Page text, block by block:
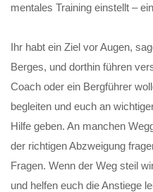
mentales Training einstellt – ein
Ihr habt ein Ziel vor Augen,
Berges, und dorthin führen
Coach oder ein Bergführer
begleiten und euch an
Hilfe geben. An manchen
der richtigen Abzweigung
Fragen. Wenn der Weg steil
und helfen euch die Anstiege